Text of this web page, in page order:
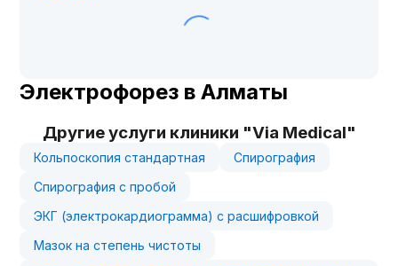
Электрофорез в Алматы
Другие услуги клиники "Via Medical"
Кольпоскопия стандартная
Спирография
Спирография с пробой
ЭКГ (электрокардиограмма) с расшифровкой
Мазок на степень чистоты